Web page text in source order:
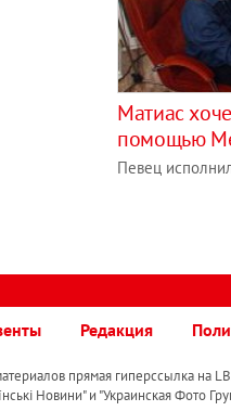
Матиас
помощью
Певец
Редакция
прямая гиперссылка на
Новини" и "Украинская Фото